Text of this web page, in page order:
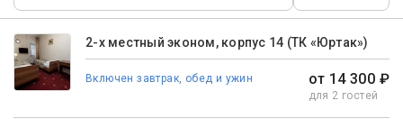
2-х местный эконом, корпус 14 (ТК «Юртак»)
Включен завтрак, обед и ужин от 14 300 ₽
для 2 гостей